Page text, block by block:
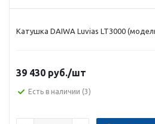
Катушка DAIWA Luvias LT3000
39 430 руб./шт
Есть в наличии (3)